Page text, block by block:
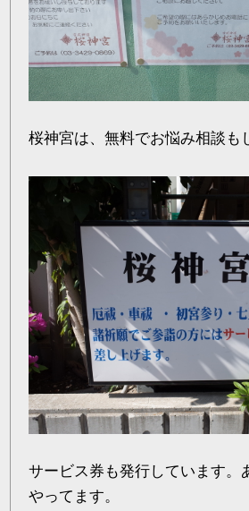
桜神宮は、無料でお悩み相談も
サービス券も発行しています。
やってます。